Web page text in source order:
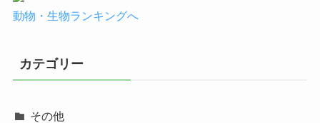
動物・生物ランキングへ
カテゴリー
その他